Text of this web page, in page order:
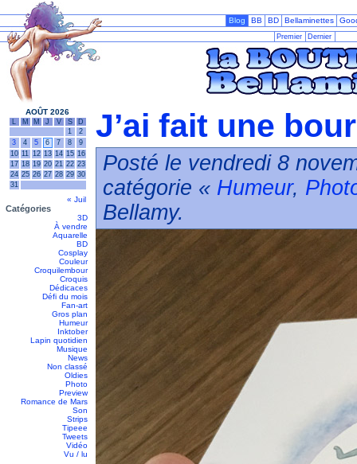
Blog BB BD Bellaminettes
Premier Dernier
AOÛT 2026
L M M J V S
D
1
2
3
4 5 6 7 8
9
10 11 12 13 14 15 16
17 18 19 20 21 22 23
24 25 26 27 28 29 30
31
« Juil
Catégories
3D
À vendre
Aquarelle
BD
Cosplay
Couleur
Croquilembour
Croquis
Dédicaces
Défi du mois
Fan-art
Gros plan
Humeur
Inktober
Lapin quotidien
Musique
News
Non classé
Oldies
Photo
Preview
Romance de Mars
Son
Strips
Tipeee
Tweets
Vidéo
Vu / lu
J’ai fait une
Posté le vendredi 8
catégorie « Humeur,
Bellamy.